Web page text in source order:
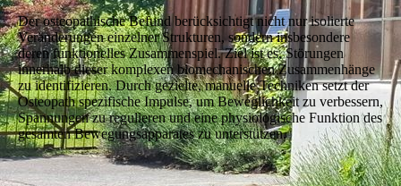
Der osteopathische Befund berücksichtigt nicht nur isolierte
Veränderungen einzelner Strukturen, sondern insbesondere
deren funktionelles Zusammenspiel. Ziel ist es, Störungen
innerhalb dieser komplexen biomechanischen Zusammenhänge
zu identifizieren. Durch gezielte, manuelle Techniken setzt der
Osteopath spezifische Impulse, um Beweglichkeit zu verbessern,
Spannungen zu regulieren und eine physiologische Funktion des
gesamten Bewegungsapparates zu unterstützen.